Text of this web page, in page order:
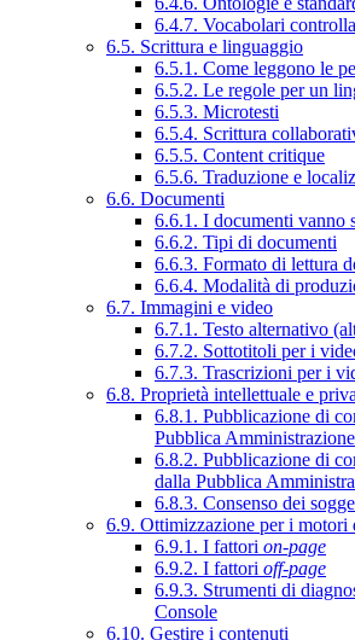
6.4.7. Vocabolari
6.5. Scrittura e linguaggio
6.5.1. Come leggono le
6.5.2. Le regole per un
6.5.3. Microtesti
6.5.4. Scrittura
6.5.5. Content critique
6.5.6. Traduzione e
6.6. Documenti
6.6.1. I documenti vanno
6.6.2. Tipi di documenti
6.6.3. Formato di lettura
6.6.4. Modalità di
6.7. Immagini e video
6.7.1. Testo alternativo
6.7.2. Sottotitoli per i
6.7.3. Trascrizioni per i
6.8. Proprietà intellettuale e
6.8.1. Pubblicazione di
Pubblica Amministrazione
6.8.2. Pubblicazione di
dalla Pubblica
6.8.3. Consenso dei
6.9. Ottimizzazione per i motori
6.9.1. I fattori on-page
6.9.2. I fattori off-page
6.9.3. Strumenti di
Console
6.10. Gestire i contenuti